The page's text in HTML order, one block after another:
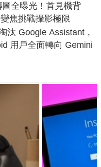
全曝光！首見機背
焦挑戰攝影極限
汰 Google Assistant，
用戶全面轉向 Gemini